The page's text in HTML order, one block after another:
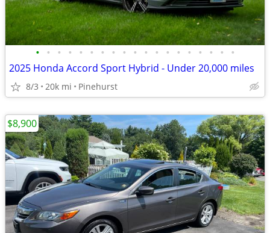
• • • • • • • • • • • • • • • • • • •
2025 Honda Accord Sport Hybrid - Under 20,000 miles
8/3 20k mi Pinehurst
$8,900